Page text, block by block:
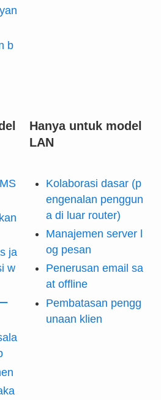
b
ja
w
Hanya untuk model
LAN
Kolaborasi dasar (p
engenalan penggun
a di luar router)
Manajemen server l
og pesan
Penerusan email sa
at offline
Pembatasan pengg
unaan klien